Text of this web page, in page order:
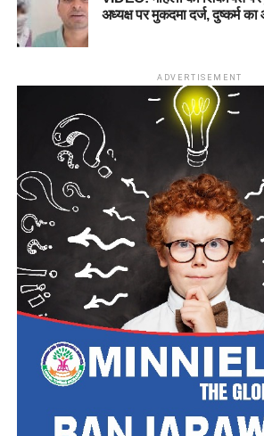
अध्यक्ष पर मुकदमा दर्ज, दुष्कर्म
ADVERTISEMENT